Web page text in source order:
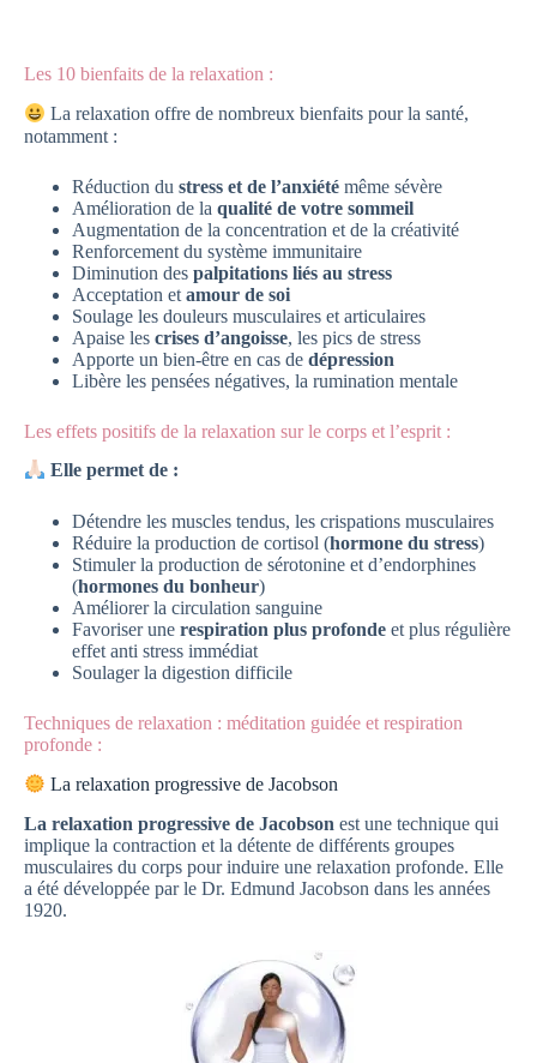
Les 10 bienfaits de la relaxation :
La relaxation offre de nombreux bienfaits pour la santé,
notamment :
Réduction du stress et de l’anxiété même sévère
Amélioration de la qualité de votre sommeil
Augmentation de la concentration et de la créativité
Renforcement du système immunitaire
Diminution des palpitations liés au stress
Acceptation et amour de soi
Soulage les douleurs musculaires et articulaires
Apaise les crises d’angoisse, les pics de stress
Apporte un bien-être en cas de dépression
Libère les pensées négatives, la rumination mentale
Les effets positifs de la relaxation sur le corps et l’esprit :
Elle permet de :
Détendre les muscles tendus, les crispations musculaires
Réduire la production de cortisol (hormone du stress)
Stimuler la production de sérotonine et d’endorphines
(hormones du bonheur)
Améliorer la circulation sanguine
Favoriser une respiration plus profonde et plus régulière
effet anti stress immédiat
Soulager la digestion difficile
Techniques de relaxation : méditation guidée et respiration
profonde :
La relaxation progressive de Jacobson
La relaxation progressive de Jacobson est une technique qui
implique la contraction et la détente de différents groupes
musculaires du corps pour induire une relaxation profonde. Elle
a été développée par le Dr. Edmund Jacobson dans les années
1920.